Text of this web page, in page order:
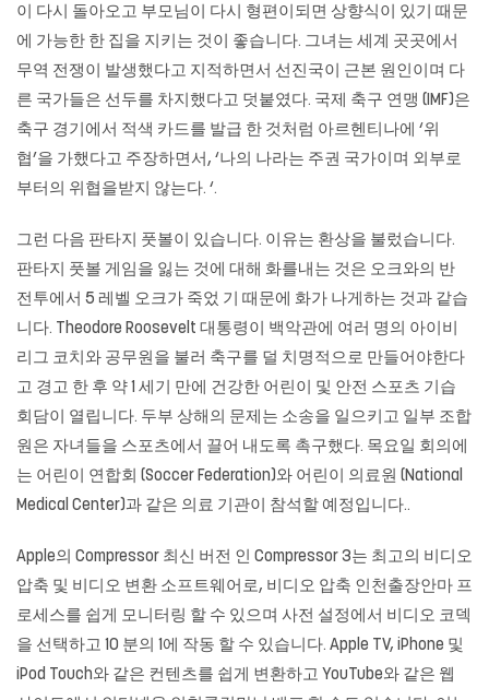
이 다시 돌아오고 부모님이 다시 형편이되면 상향식이 있기 때문
에 가능한 한 집을 지키는 것이 좋습니다. 그녀는 세계 곳곳에서
무역 전쟁이 발생했다고 지적하면서 선진국이 근본 원인이며 다
른 국가들은 선두를 차지했다고 덧붙였다. 국제 축구 연맹 (IMF)은
축구 경기에서 적색 카드를 발급 한 것처럼 아르헨티나에 ‘위
협’을 가했다고 주장하면서, ‘나의 나라는 주권 국가이며 외부로
부터의 위협을받지 않는다. ‘.
그런 다음 판타지 풋볼이 있습니다. 이유는 환상을 불렀습니다.
판타지 풋볼 게임을 잃는 것에 대해 화를내는 것은 오크와의 반
전투에서 5 레벨 오크가 죽었 기 때문에 화가 나게하는 것과 같습
니다. Theodore Roosevelt 대통령이 백악관에 여러 명의 아이비
리그 코치와 공무원을 불러 축구를 덜 치명적으로 만들어야한다
고 경고 한 후 약 1 세기 만에 건강한 어린이 및 안전 스포츠 기습
회담이 열립니다. 두부 상해의 문제는 소송을 일으키고 일부 조합
원은 자녀들을 스포츠에서 끌어 내도록 촉구했다. 목요일 회의에
는 어린이 연합회 (Soccer Federation)와 어린이 의료원 (National
Medical Center)과 같은 의료 기관이 참석할 예정입니다..
Apple의 Compressor 최신 버전 인 Compressor 3는 최고의 비디오
압축 및 비디오 변환 소프트웨어로, 비디오 압축 인천출장안마 프
로세스를 쉽게 모니터링 할 수 있으며 사전 설정에서 비디오 코덱
을 선택하고 10 분의 1에 작동 할 수 있습니다. Apple TV, iPhone 및
iPod Touch와 같은 컨텐츠를 쉽게 변환하고 YouTube와 같은 웹